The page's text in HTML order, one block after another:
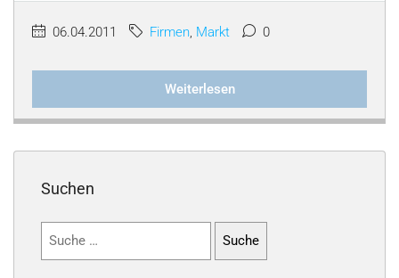
06.04.2011 Firmen, Markt 0
Weiterlesen
Suchen
Suchen